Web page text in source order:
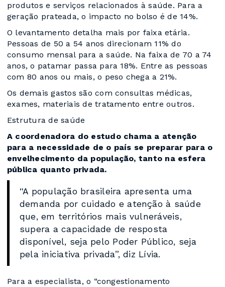
produtos e serviços relacionados à saúde. Para a
geração prateada, o impacto no bolso é de 14%.
O levantamento detalha mais por faixa etária.
Pessoas de 50 a 54 anos direcionam 11% do
consumo mensal para a saúde. Na faixa de 70 a 74
anos, o patamar passa para 18%. Entre as pessoas
com 80 anos ou mais, o peso chega a 21%.
Os demais gastos são com consultas médicas,
exames, materiais de tratamento entre outros.
Estrutura de saúde
A coordenadora do estudo chama a atenção
para a necessidade de o país se preparar para o
envelhecimento da população, tanto na esfera
pública quanto privada.
“A população brasileira apresenta uma
demanda por cuidado e atenção à saúde
que, em territórios mais vulneráveis,
supera a capacidade de resposta
disponível, seja pelo Poder Público, seja
pela iniciativa privada”, diz Lívia.
Para a especialista, o “congestionamento